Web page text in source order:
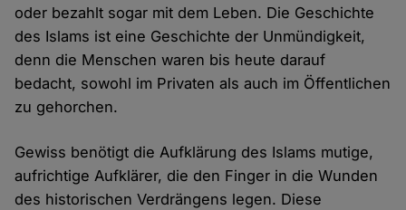
oder bezahlt sogar mit dem Leben. Die Geschichte
des Islams ist eine Geschichte der Unmündigkeit,
denn die Menschen waren bis heute darauf
bedacht, sowohl im Privaten als auch im Öffentlichen
zu gehorchen.
Gewiss benötigt die Aufklärung des Islams mutige,
aufrichtige Aufklärer, die den Finger in die Wunden
des historischen Verdrängens legen. Diese